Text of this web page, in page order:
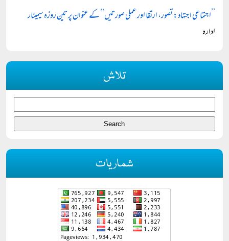
’’اجتماعی اجتہاد: تصور، ارتقا اور عملی صورتیں‘‘ کے عنوان پر تین روزہ سیمینار
ادارہ
تلاش
شماریات